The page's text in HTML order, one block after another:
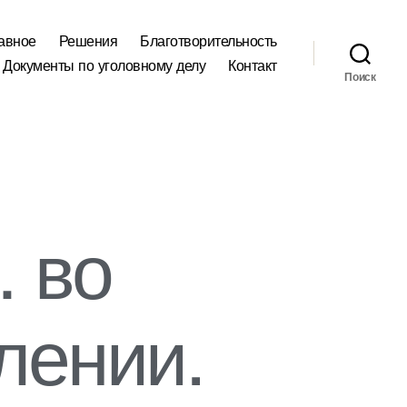
Решения
Благотворительность
Документы по уголовному делу
Контакт
Поиск
во